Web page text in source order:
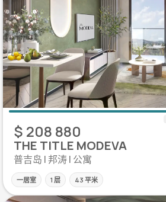
$ 208 880
THE TITLE MODEVA
普吉岛 | 邦涛 | 公寓
一居室 1 层 43 平米